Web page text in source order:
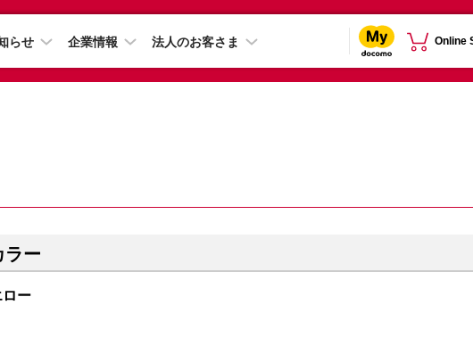
らせ 企業情報 法人のお客さま Online
ラー
ー